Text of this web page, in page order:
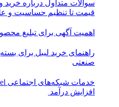
سوالات متداول درباره
قیمت تا تنظیم حساسیت و
اهمیت آگهی برای تبلیغ
راهنمای خرید لیبل برای
صنعتی
افزایش درآمد